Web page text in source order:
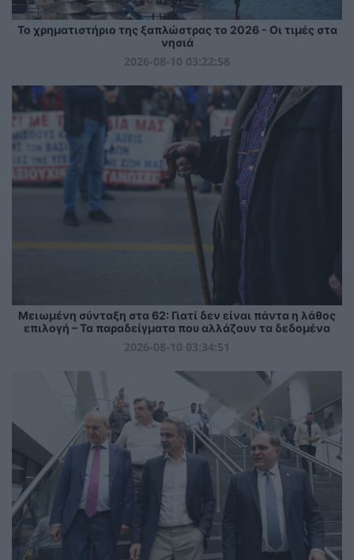
Το χρηματιστήριο της ξαπλώστρας το 2026 - Οι τιμές στα
νησιά
2026-08-10 03:22:58
Μειωμένη σύνταξη στα 62: Γιατί δεν είναι πάντα η λάθος
επιλογή – Τα παραδείγματα που αλλάζουν τα δεδομένα
2026-08-10 03:34:51